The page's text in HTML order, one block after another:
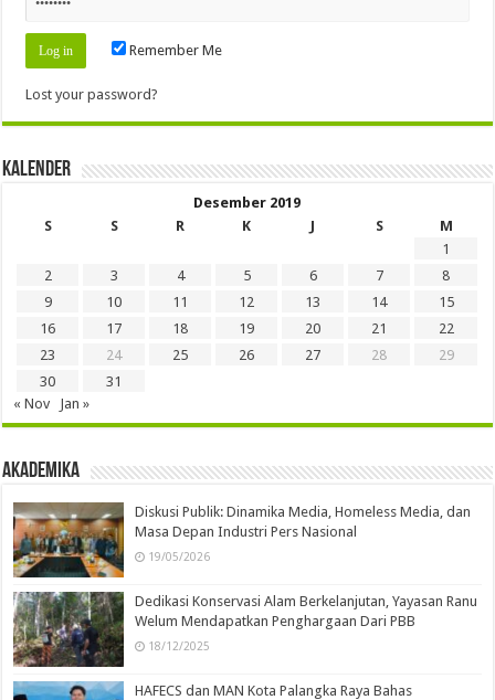
Remember Me
Lost your password?
Kalender
Desember 2019
S
S R K J S
M
1
2
3 4 5 6 7
8
9
10 11 12 13 14
15
16
17 18 19 20 21
22
23
24 25 26 27 28
29
30
31
« Nov
Jan »
Akademika
Diskusi Publik: Dinamika Media, Homeless Media, dan
Masa Depan Industri Pers Nasional
19/05/2026
Dedikasi Konservasi Alam Berkelanjutan, Yayasan Ranu
Welum Mendapatkan Penghargaan Dari PBB
18/12/2025
HAFECS dan MAN Kota Palangka Raya Bahas